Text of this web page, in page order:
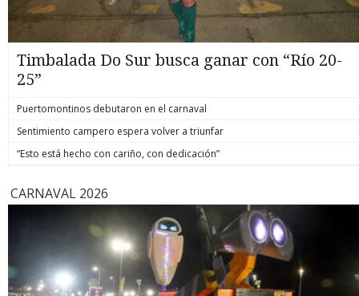
Timbalada Do Sur busca ganar con “Río 20-
25”
Puertomontinos debutaron en el carnaval
Sentimiento campero espera volver a triunfar
“Esto está hecho con cariño, con dedicación”
CARNAVAL 2026